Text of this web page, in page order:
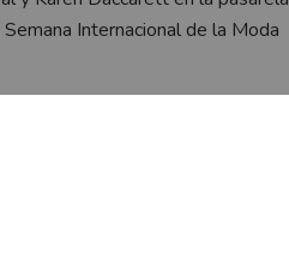
Internacional de la Moda
después del nacimiento de
cómodos, relajados y con una
vio reflejado en su colección
en vestidos y pantalones en